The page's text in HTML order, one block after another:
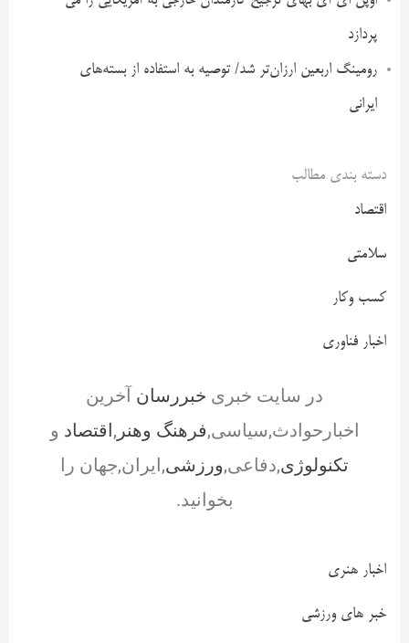
پردازد
رومینگ اربعین ارزان‌تر شد/ توصیه به استفاده از بسته‌های
ایرانی
دسته بندی مطالب
اقتصاد
سلامتی
کسب وکار
اخبار فناوری
در سایت خبری خبررسان آخرین
اخبارحوادث,سیاسی,فرهنگ وهنر ,اقتصاد و
تکنولوژی,دفاعی,ورزشی,ایران,جهان را
بخوانید.
اخبار هنری
خبر های ورزشی